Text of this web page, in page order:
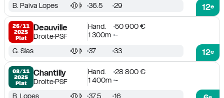
12e
B. Paiva Lopes 36.5 29
26/11
2025
Plat
Deauville
DroitePSF
Hand.
50 900 €
1 300m -
12e
G. Sias 37 33
08/11
2025
Plat
Chantilly
DroitePSF
Hand.
28 800 €
1 400m -
e
B. Lopes